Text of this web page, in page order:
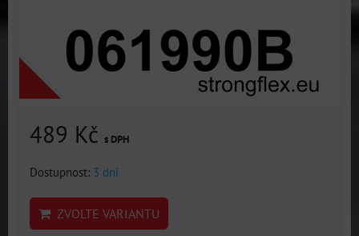
489 Kč s DPH
Dostupnost: 3 dni
ZVOLTE VARIANTU